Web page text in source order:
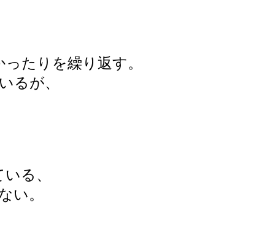
たりを繰り返す。
るが、
る、
い。